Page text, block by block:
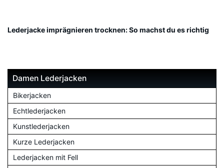
Lederjacke imprägnieren trocknen: So machst du es richtig
Damen Lederjacken
Bikerjacken
Echtlederjacken
Kunstlederjacken
Kurze Lederjacken
Lederjacken mit Fell